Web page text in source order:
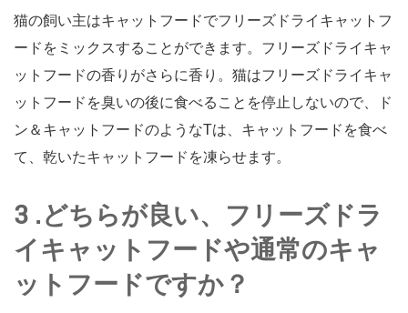
猫の飼い主はキャットフードでフリーズドライキャットフ
ードをミックスすることができます。フリーズドライキャ
ットフードの香りがさらに香り。猫はフリーズドライキャ
ットフードを臭いの後に食べることを停止しないので、ド
ン＆キャットフードのようなTは、キャットフードを食べ
て、乾いたキャットフードを凍らせます。
3 .どちらが良い、フリーズドラ
イキャットフードや通常のキャ
ットフードですか？